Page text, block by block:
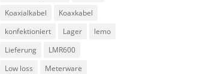
Koaxialkabel
Koaxkabel
konfektioniert
Lager
lemo
Lieferung
LMR600
Low loss
Meterware